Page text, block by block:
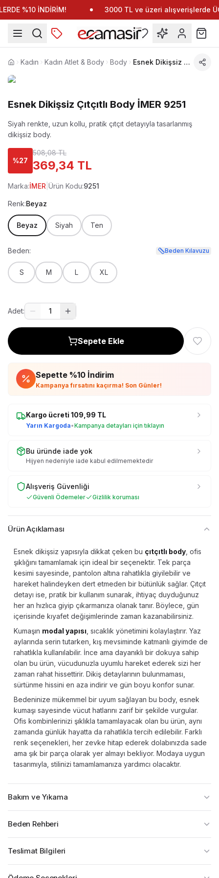
%10 İNDİRİM! 3000 TL ve üzeri alışverişlerde
Anasayfa
Kadın Kadın Atlet & Body Body Esnek Dikişsiz Çıtçıtlı Body İMER 9251
Esnek Dikişsiz Çıtçıtlı Body İMER 9251
Siyah renkte, uzun kollu, pratik çıtçıt detayıyla tasarlanmış
dikişsiz body.
%27
508,08 TL
369,34 TL
Marka:İMER Ürün Kodu:9251
Renk:Beyaz
Beyaz Siyah Ten
Beden: Beden Kılavuzu
S M L XL
Adet: 1
Sepete Ekle
Sepette %10 İndirim
Kampanya fırsatını kaçırma! Son Günler!
Kargo ücreti 109,99 TL
Yarın Kargoda•Kampanya detayları için tıklayın
Bu üründe iade yok
Hijyen nedeniyle iade kabul edilmemektedir
Alışveriş Güvenliği
Güvenli Ödemeler Gizlilik koruması
Ürün Açıklaması
Esnek dikişsiz yapısıyla dikkat çeken bu çıtçıtlı body , ofis
şıklığını tamamlamak için ideal bir seçenektir. Tek parça
kesimi sayesinde, pantolon altına rahatlıkla giyilebilir ve
hareket halindeyken dert etmeden bir bütünlük sağlar. Çıtçıt
detayı ise, pratik bir kullanım sunarak, ihtiyaç duyduğunuz
her an hızlıca giyip çıkarmanıza olanak tanır. Böylece, gün
içerisinde kıyafet değişimlerinde zaman kazanabilirsiniz.
Kumaşın modal yapısı , sıcaklık yönetimini kolaylaştırır. Yaz
aylarında serin tutarken, kış mevsiminde katmanlı giyimde de
rahatlıkla kullanılabilir. İnce ama dayanıklı bir dokuya sahip
olan bu ürün, vücudunuzla uyumlu hareket ederek sizi her
zaman rahat hissettirir. Dikiş detaylarının bulunmaması,
sürtünme hissini en aza indirir ve gün boyu konfor sunar.
Bedeninize mükemmel bir uyum sağlayan bu body, esnek
kumaşı sayesinde vücut hatlarını zarif bir şekilde vurgular.
Ofis kombinlerinizi şıklıkla tamamlayacak olan bu ürün, aynı
zamanda günlük hayatta da rahatlıkla tercih edilebilir. Farklı
renk seçenekleri, her zevke hitap ederek dolabınızda sade
ama şık bir parça olarak yer almayı bekliyor. Modaya uygun
tasarımıyla, stilinizi tamamlamanıza yardımcı olacaktır.
Bakım ve Yıkama
Beden Rehberi
Teslimat Bilgileri